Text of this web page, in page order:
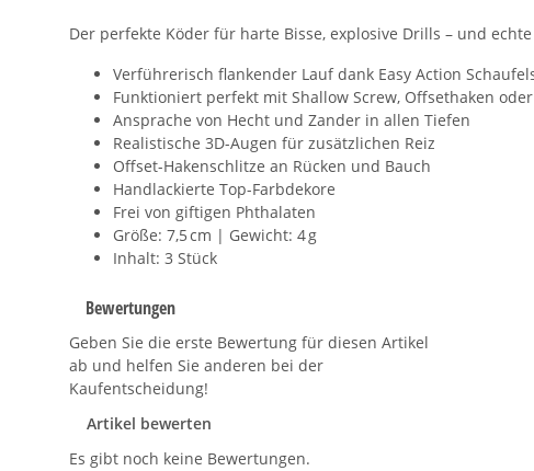
Der perfekte Köder für harte Bisse, explosive Drills – und
Verführerisch flankender Lauf dank Easy Action
Funktioniert perfekt mit Shallow Screw, Offsethaken
Ansprache von Hecht und Zander in allen Tiefen
Realistische 3D-Augen für zusätzlichen Reiz
Offset-Hakenschlitze an Rücken und Bauch
Handlackierte Top-Farbdekore
Frei von giftigen Phthalaten
Größe: 7,5 cm | Gewicht: 4 g
Inhalt: 3 Stück
Bewertungen
Geben Sie die erste Bewertung für diesen Artikel
ab und helfen Sie anderen bei der
Kaufentscheidung!
Artikel bewerten
Es gibt noch keine Bewertungen.